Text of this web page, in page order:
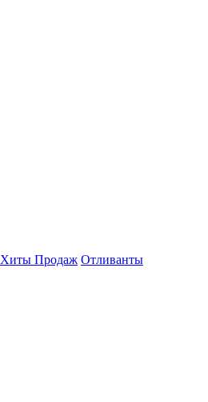
Хиты Продаж Отливанты